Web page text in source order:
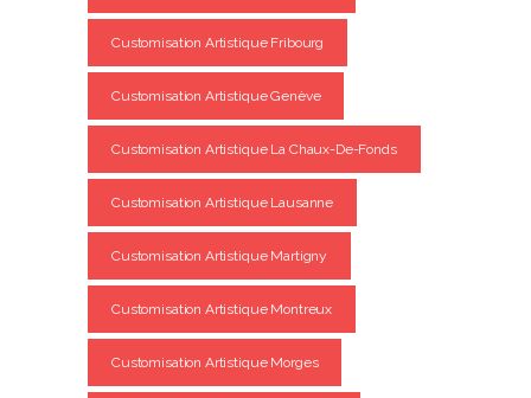
Customisation Artistique Fribourg
Customisation Artistique Genève
Customisation Artistique La Chaux-De-Fonds
Customisation Artistique Lausanne
Customisation Artistique Martigny
Customisation Artistique Montreux
Customisation Artistique Morges